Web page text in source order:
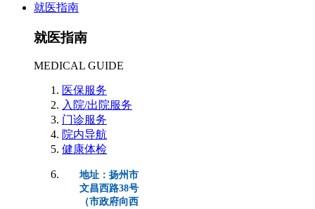
就医指南
就医指南
MEDICAL GUIDE
医保服务
入院/出院服务
门诊服务
院内导航
健康体检
地址：扬州市
文昌西路38号
（市政府向西